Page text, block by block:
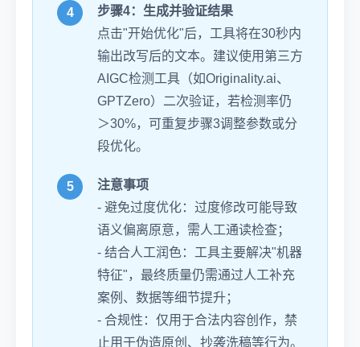
步骤4：生成并验证结果
点击"开始优化"后，工具将在30秒内
输出改写后的文本。建议使用第三方
AIGC检测工具（如Originality.ai、
GPTZero）二次验证，若检测率仍
＞30%，可重复步骤3调整参数或分
段优化。
注意事项
- 避免过度优化：过度修改可能导致
语义偏离原意，需人工通读检查；
- 结合人工润色：工具主要解决"机器
特征"，最终质量仍需通过人工补充
案例、数据等细节提升；
- 合规性：仅用于合法内容创作，禁
止用于伪造原创、抄袭洗稿等行为。